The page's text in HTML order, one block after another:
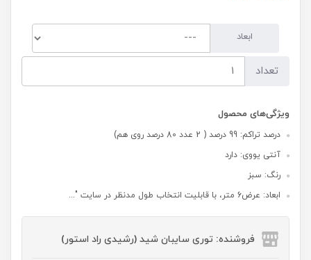
ابعاد
تعداد
ویژگی‌های محصول
درصد تراکم: 99 درصد ( 2 عدد 80 درصد روی هم)
آنتی یووی: دارد
رنگ: سبز
ابعاد: عرض6 متر، با قابلیت انتخاب طول مدنظر در سایت "...
فروشنده: توری سایبان شید (رشیدی راد استور)